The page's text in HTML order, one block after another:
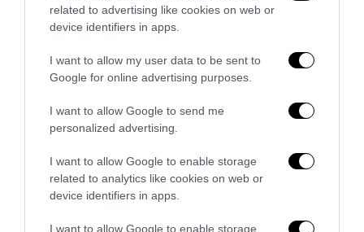
related to advertising like cookies on web or
device identifiers in apps.
I want to allow my user data to be sent to
Google for online advertising purposes.
I want to allow Google to send me
personalized advertising.
I want to allow Google to enable storage
related to analytics like cookies on web or
device identifiers in apps.
I want to allow Google to enable storage